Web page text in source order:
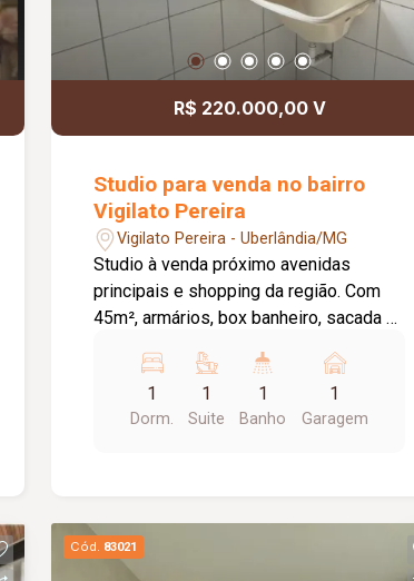
R$ 220.000,00 V
Studio para venda no bairro
Vigilato Pereira
Vigilato Pereira - Uberlândia/MG
Studio à venda próximo avenidas
principais e shopping da região. Com
45m², armários, box banheiro, sacada e
1
Dorm.
1
Suite
1
Banho
1
Garagem
Cód. 83021